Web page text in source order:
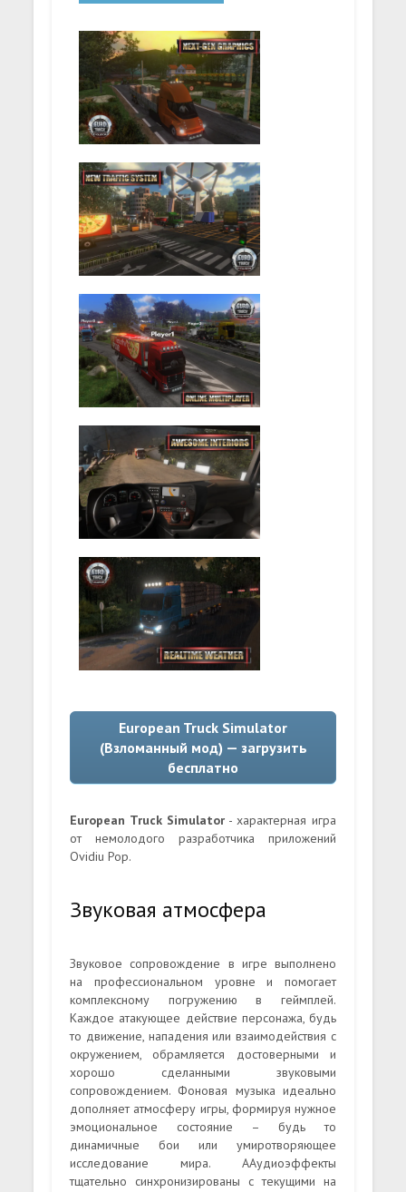
European Truck Simulator
(Взломанный мод) — загрузить
бесплатно
European Truck Simulator- характерная игра
от немолодого разработчика приложений
Ovidiu Pop.
Звуковая атмосфера
Звуковое сопровождение в игре выполнено
на профессиональном уровне и помогает
комплексному погружению в геймплей.
Каждое атакующее действие персонажа, будь
то движение, нападения или взаимодействия с
окружением, обрамляется достоверными и
хорошо сделанными звуковыми
сопровождением. Фоновая музыка идеально
дополняет атмосферу игры, формируя нужное
эмоциональное состояние – будь то
динамичные бои или умиротворяющее
исследование мира. ААудиоэффекты
тщательно синхронизированы с текущими на